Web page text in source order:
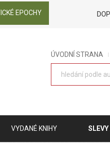
EPOCHY
ÚVODNÍ STRANA
VYDANÉ KNIHY